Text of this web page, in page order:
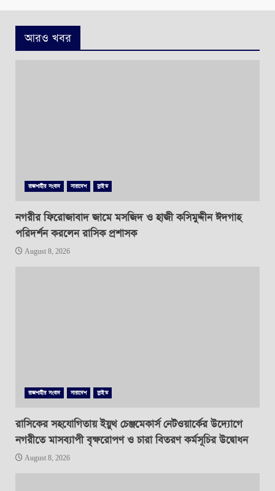
আরও খবর
রাজশাহীর সংবাদ সারাদেশ স্লাইড
নগরীর ফিরোজাবাদ জামে মসজিদ ও হাজী কসিমুদ্দীন ঈদগাহ
পরিদর্শন করলেন রাসিক প্রশাসক
August 8, 2026
রাজশাহীর সংবাদ সারাদেশ স্লাইড
রাসিকের সহযোগিতায় ইয়ুথ চেঞ্জমেকার্স নেটওয়ার্কের উদ্যোগে
নগরীতে মাসব্যাপী বৃক্ষরোপণ ও চারা বিতরণ কর্মসূচির উদ্বোধন
August 8, 2026